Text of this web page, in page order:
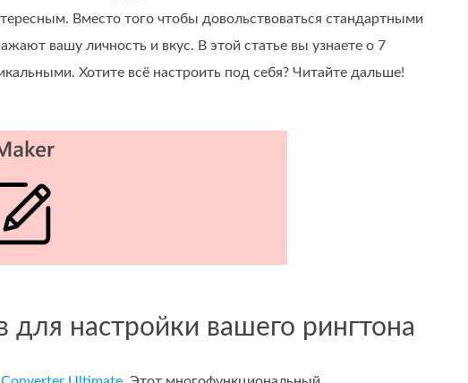
Вместо того чтобы довольствоваться стандартными
вашу личность и вкус. В этой статье вы узнаете о 7
Хотите всё настроить под себя? Читайте дальше!
для настройки вашего рингтона